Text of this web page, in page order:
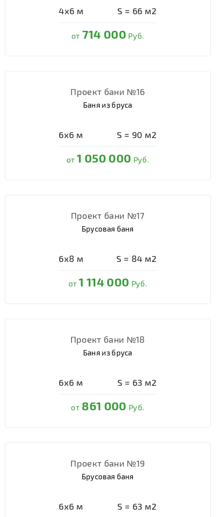
4х6 м S = 66 м2
от 714 000 Руб.
Проект бани №16
Баня из бруса
6х6 м S = 90 м2
от1 050 000 Руб.
Проект бани №17
Брусовая баня
6х8 м S = 84 м2
от1 114 000 Руб.
Проект бани №18
Баня из бруса
6х6 м S = 63 м2
от 861 000 Руб.
Проект бани №19
Брусовая баня
6х6 м S = 63 м2